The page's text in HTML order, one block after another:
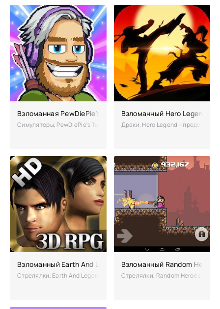
Взломанная PewDiePie's Tuber Simulator (Мод много денег)
Симуляторы, PewDiePie's Tuber Simulator – это шанс стать
Взломанный Hero Legend
Драки, Hero Legend –
Взломанный Earth And Legend (Чит много денег)
Стрелялки, Earth And Legend - одна из передовых боевых, ролевых
Взломанный Random
Стрелялки, Random Heroes 2 –